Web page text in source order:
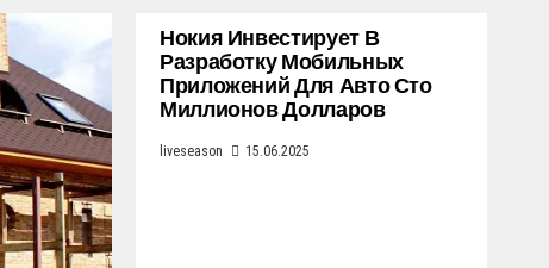
Нокия Инвестирует В
Разработку Мобильных
Приложений Для Авто Сто
Миллионов Долларов
liveseason 15.06.2025